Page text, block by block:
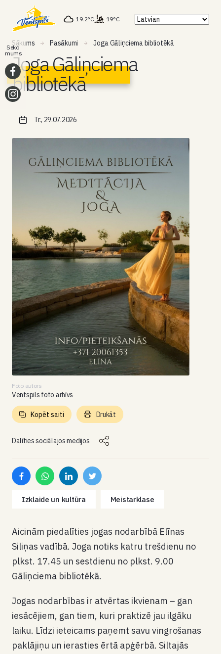
19.2°C 19°C
Sākums Pasākumi Joga Gāliņciema bibliotēkā
Joga Gāliņciema
bibliotēkā
Tr., 29.07.2026
Foto autors
Ventspils foto arhīvs
Dalīties sociālajos medijos
Kopēt saiti Drukāt
Izklaide un kultūra Meistarklase
Aicinām piedalīties jogas nodarbībā Elīnas
Siliņas vadībā. Joga notiks katru trešdienu no
plkst. 17.45 un sestdienu no plkst. 9.00
Gāliņciema bibliotēkā.
Jogas nodarbības ir atvērtas ikvienam – gan
iesācējiem, gan tiem, kuri praktizē jau ilgāku
laiku. Līdzi ieteicams paņemt savu vingrošanas
paklājiņu un ierasties ērtā apģērbā. Siltajās
Seko
mums